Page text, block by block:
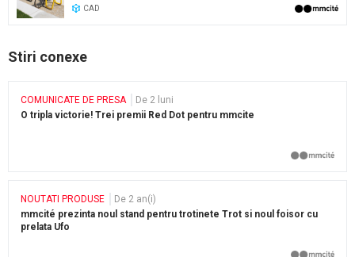
CAD
Stiri conexe
COMUNICATE DE PRESA
De 2 luni
O tripla victorie! Trei premii Red Dot pentru mmcite
NOUTATI PRODUSE
De 2 an(i)
mmcité prezinta noul stand pentru trotinete Trot si noul foisor cu
prelata Ufo